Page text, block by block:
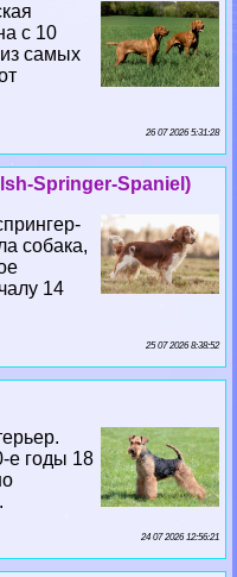
с 10
самых
26 07 2026 5:31:28
Springer-Spaniel)
собака,
14
25 07 2026 8:38:52
е годы 18
24 07 2026 12:56:21